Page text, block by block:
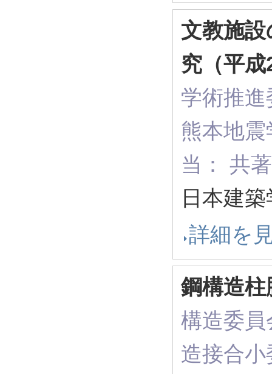
文教施
究（平
学術推
熊本地
当： 共
日本建
詳細を
鋼構造
構造委
造接合